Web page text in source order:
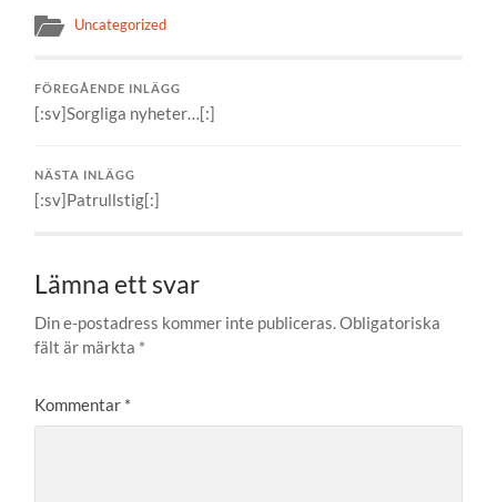
Uncategorized
FÖREGÅENDE INLÄGG
[:sv]Sorgliga nyheter…[:]
NÄSTA INLÄGG
[:sv]Patrullstig[:]
Lämna ett svar
Din e-postadress kommer inte publiceras. Obligatoriska
fält är märkta *
Kommentar *